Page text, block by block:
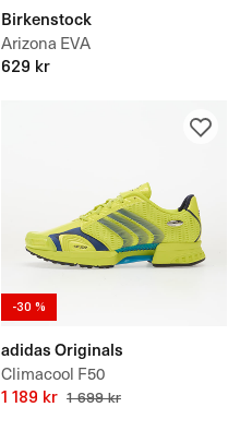
Birkenstock
Arizona EVA
629 kr
-30 %
adidas Originals
Climacool F50
1 189 kr 1 699 kr